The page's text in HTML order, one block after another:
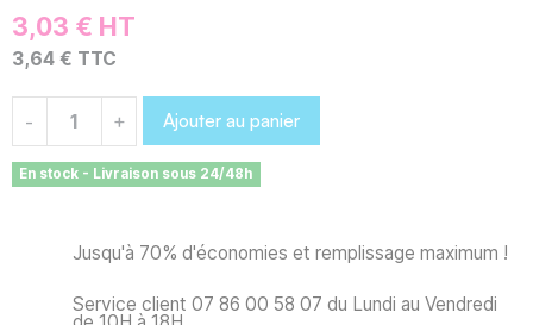
3,03 € HT
3,64 € TTC
- + Ajouter au panier
En stock - Livraison sous 24/48h
Jusqu'à 70% d'économies et remplissage maximum !
Service client 07 86 00 58 07 du Lundi au Vendredi